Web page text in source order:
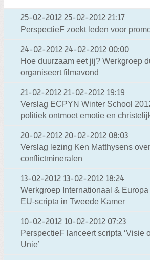
25-02-2012 25-02-2012 21:17
PerspectieF zoekt leden voor
24-02-2012 24-02-2012 00:00
Hoe duurzaam eet jij? Werkgroep
organiseert filmavond
21-02-2012 21-02-2012 19:19
Verslag ECPYN Winter School
politiek ontmoet emotie en
20-02-2012 20-02-2012 08:03
Verslag lezing Ken Matthysens over
conflictmineralen
13-02-2012 13-02-2012 18:24
Werkgroep Internationaal &
EU-scripta in Tweede Kamer
10-02-2012 10-02-2012 07:23
PerspectieF lanceert scripta ‘Visie
Unie’